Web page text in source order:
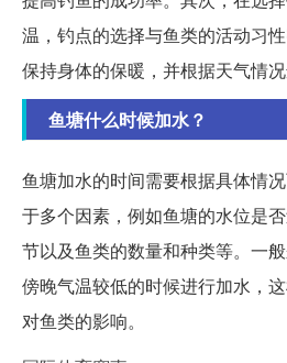
温，钓点的选择与鱼类的活动习
保持身体的保暖，并根据天气情况
鱼塘什么时候加水？
鱼塘加水的时间需要根据具体情
于多个因素，例如鱼塘的水位是
节以及鱼类的数量和种类等。一
傍晚气温较低的时候进行加水，
对鱼类的影响。